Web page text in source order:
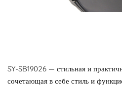
SY-SB19026 — стильная и
сочетающая в себе стиль и